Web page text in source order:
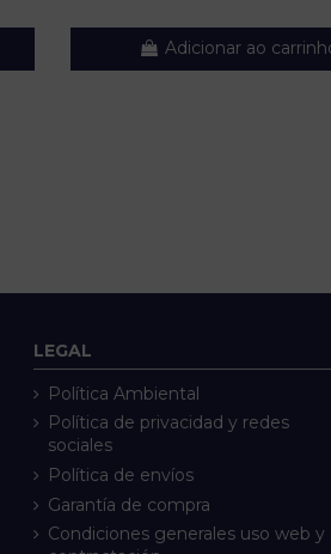
Adicionar ao
LEGAL
Política Ambiental
Política de privacidad y redes
sociales
Política de envíos
Garantía de compra
Condiciones generales uso web y